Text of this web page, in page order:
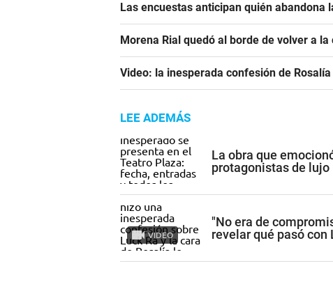
Las encuestas anticipan quién abandona
Morena Rial quedó al borde de volver a
Video: la inesperada confesión de
LEE ADEMÁS
La obra que
protagonistas de lujo
VIDEO
"No era de
revelar qué pasó con